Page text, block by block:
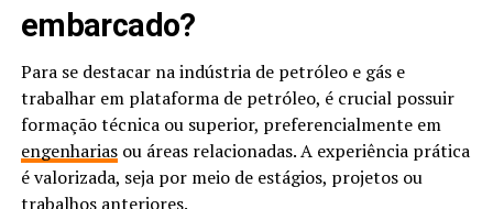
embarcado?
Para se destacar na indústria de petróleo e gás e
trabalhar em plataforma de petróleo, é crucial possuir
formação técnica ou superior, preferencialmente em
engenhariasou áreas relacionadas. A experiência prática
é valorizada, seja por meio de estágios, projetos ou
trabalhos anteriores.